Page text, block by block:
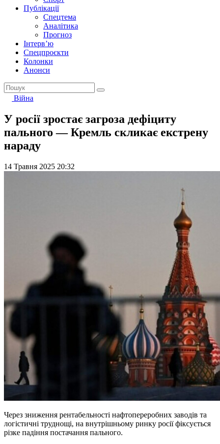
Публікації
Спецтема
Аналітика
Прогноз
Інтерв’ю
Спецпроєкти
Колонки
Анонси
Війна
У росії зростає загроза дефіциту
пального — Кремль скликає екстрену
нараду
14 Травня 2025 20:32
Через зниження рентабельності нафтопереробних заводів та
логістичні труднощі, на внутрішньому ринку росії фіксується
різке падіння постачання пального.